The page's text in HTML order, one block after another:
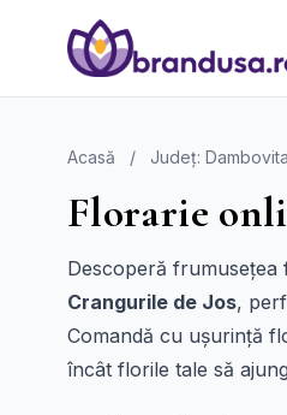
Acasă / Județ: Dambovita
Florarie
Descoperă
Crangurile de Jos,
Comandă cu ușurință
încât florile tale să